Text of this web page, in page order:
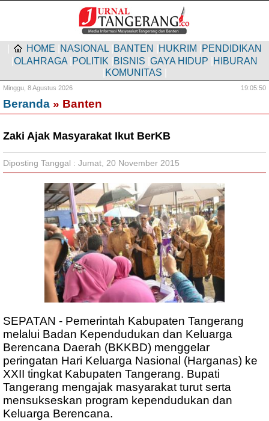
HOME NASIONAL BANTEN HUKRIM PENDIDIKAN
OLAHRAGA POLITIK BISNIS GAYA HIDUP HIBURAN
KOMUNITAS
Minggu, 8 Agustus 2026 19:05:51
Beranda » Banten
Zaki Ajak Masyarakat Ikut BerKB
Diposting Tanggal : Jumat, 20 November 2015
SEPATAN - Pemerintah Kabupaten Tangerang
melalui Badan Kependudukan dan Keluarga
Berencana Daerah (BKKBD) menggelar
peringatan Hari Keluarga Nasional (Harganas) ke
XXII tingkat Kabupaten Tangerang. Bupati
Tangerang mengajak masyarakat turut serta
mensukseskan program kependudukan dan
Keluarga Berencana.